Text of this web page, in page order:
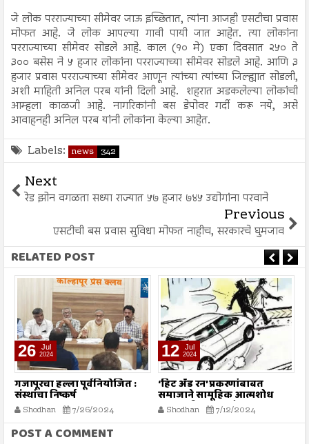
जे लोक परराज्याच्या सीमेवर जाऊ इच्छितात, त्यांना आजही एसटीचा प्रवास
मोफत आहे. जे लोक आपल्या गावी पायी जात आहेत. त्या लोकांना
परराज्याच्या सीमेवर सोडले आहे. काल (१० मे) एका दिवसात २५० ते
३०० बसेस ने ५ हजार लोकांना परराज्याच्या सीमेवर सोडले आहे. आणि ३
हजार प्रवास परराज्याच्या सीमेवर आणून त्यांच्या त्यांच्या जिल्ह्यात सोडली,
अशी माहिती अनिल परब यांनी दिली आहे. शहरात अडकलेल्या लोकांची
आम्हला काळजी आहे. नागरिकांनी बस डेपोवर गर्दी करू नये, असे
आवाहनही अनिल परब यांनी लोकांना केल्या आहेत.
Labels: news 342
Next
रेड झोन वगळता सध्या राज्यात ५७ हजार ७४५ उद्योगांना परवाने
Previous
एसटीची बस प्रवास सुविधा मोफत नाहीच, सरकारचे घुमजाव
RELATED POST
26 Jul
2024
गजापूरचा हल्ला पूर्वनियोजित :
संस्थांचा निष्कर्ष
Shodhan 7/26/2024
12 Jul
2024
‘हिट अँड रन’ प्रकरणांबाबत
समाजाने सामूहिक आत्मशोध
करण्याची गरज - मौलाना
इलियास खान फलाही
Shodhan 7/12/2024
POST A COMMENT